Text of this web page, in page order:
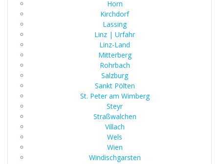
Horn
Kirchdorf
Lassing
Linz | Urfahr
Linz-Land
Mitterberg
Rohrbach
Salzburg
Sankt Pölten
St. Peter am Wimberg
Steyr
Straßwalchen
Villach
Wels
Wien
Windischgarsten